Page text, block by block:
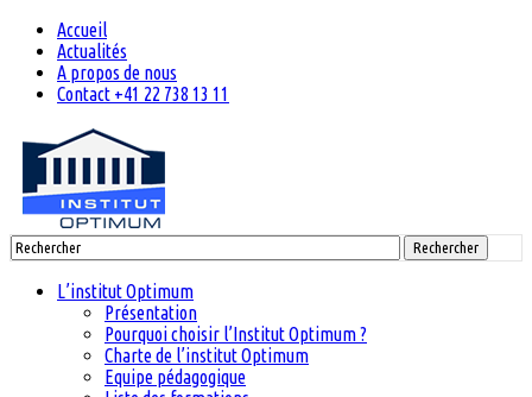
Accueil
Actualités
A propos de nous
Contact +41 22 738 13 11
Rechercher
L’institut Optimum
Présentation
Pourquoi choisir l’Institut Optimum ?
Charte de l’institut Optimum
Equipe pédagogique